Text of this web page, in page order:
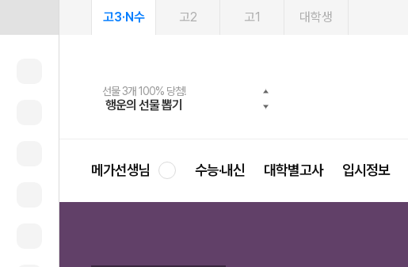
고3·N수 고2 고1 대학생
선물 3개 100% 당첨!
행운의 선물 뽑기
선물 100% 증정!
메가스터디 X 올리브
여름방학 스터디 캐시백
메가런 썸머스쿨
2027 러셀 단과
강사 공개선발
스마트러닝앱
설문 EVENT
메가패스
3일 무료 체험권
메가패스 수강생 무료혜택!
메가클럽 멤버십
사회공헌 캠페인
희망이룸 메가나눔
메가선생님 수능·내신 대학별고사 입시정보